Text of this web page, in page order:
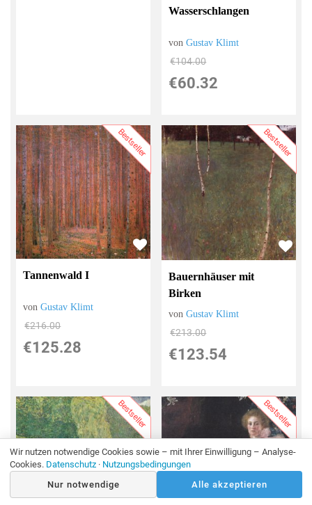
Wasserschlangen
vonGustav Klimt
€104.00
€60.32
Bestseller
Tannenwald I
vonGustav Klimt
€216.00
€125.28
Bestseller
Bauernhäuser mit
Birken
vonGustav Klimt
€213.00
€123.54
Bestseller Bestseller
Wir nutzen notwendige Cookies sowie – mit Ihrer Einwilligung – Analyse-
Cookies. Datenschutz · Nutzungsbedingungen
Nur notwendige
Alle akzeptieren